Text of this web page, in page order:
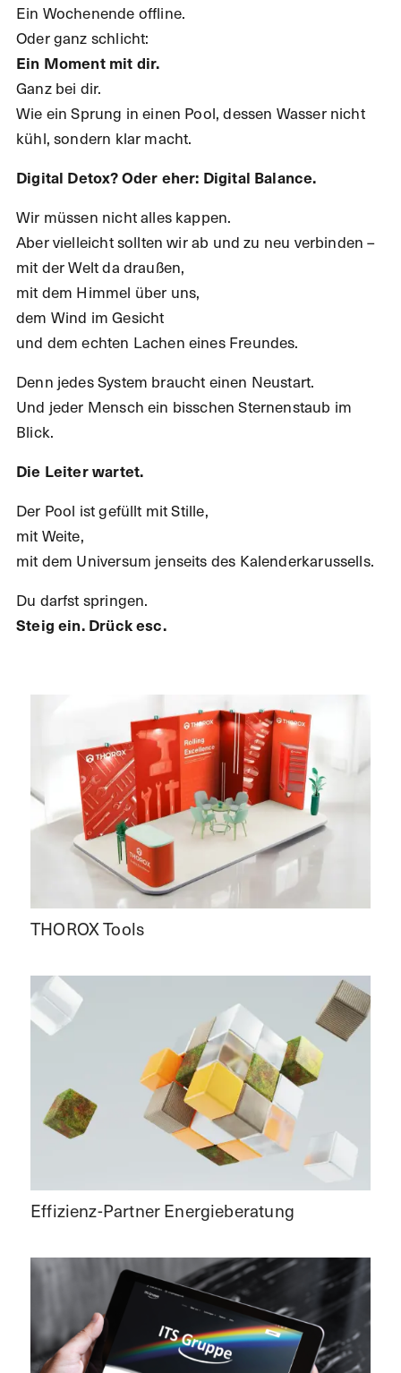
Ein Wochenende offline.
Oder ganz schlicht:
Ein Moment mit dir.
Ganz bei dir.
Wie ein Sprung in einen Pool, dessen Wasser nicht
kühl, sondern klar macht.
Digital Detox? Oder eher: Digital Balance.
Wir müssen nicht alles kappen.
Aber vielleicht sollten wir ab und zu neu verbinden –
mit der Welt da draußen,
mit dem Himmel über uns,
dem Wind im Gesicht
und dem echten Lachen eines Freundes.
Denn jedes System braucht einen Neustart.
Und jeder Mensch ein bisschen Sternenstaub im
Blick.
Die Leiter wartet.
Der Pool ist gefüllt mit Stille,
mit Weite,
mit dem Universum jenseits des Kalenderkarussells.
Du darfst springen.
Steig ein. Drück esc.
THOROX Tools
Effizienz-Partner Energieberatung